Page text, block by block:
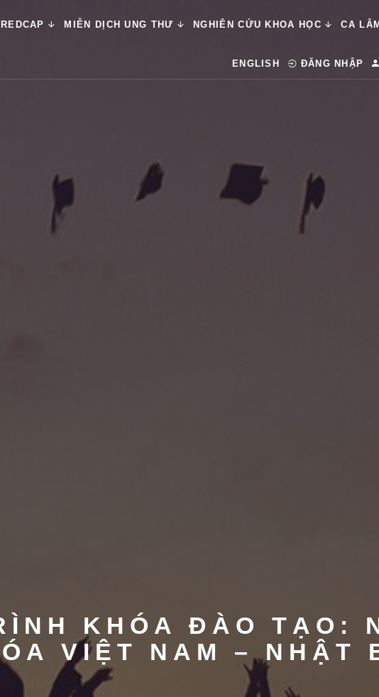
REDCAP MIỄN DỊCH UNG THƯ NGHIÊN CỨU KHOA HỌC CA
ENGLISH ĐĂNG NHẬP
KHÓA ĐÀO TẠO:
VIỆT NAM – NHẬT